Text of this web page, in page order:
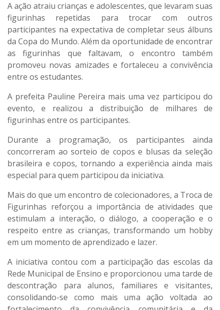
A ação atraiu crianças e adolescentes, que levaram suas
figurinhas repetidas para trocar com outros
participantes na expectativa de completar seus álbuns
da Copa do Mundo. Além da oportunidade de encontrar
as figurinhas que faltavam, o encontro também
promoveu novas amizades e fortaleceu a convivência
entre os estudantes.
A prefeita Pauline Pereira mais uma vez participou do
evento, e realizou a distribuição de milhares de
figurinhas entre os participantes.
Durante a programação, os participantes ainda
concorreram ao sorteio de copos e blusas da seleção
brasileira e copos, tornando a experiência ainda mais
especial para quem participou da iniciativa.
Mais do que um encontro de colecionadores, a Troca de
Figurinhas reforçou a importância de atividades que
estimulam a interação, o diálogo, a cooperação e o
respeito entre as crianças, transformando um hobby
em um momento de aprendizado e lazer.
A iniciativa contou com a participação das escolas da
Rede Municipal de Ensino e proporcionou uma tarde de
descontração para alunos, familiares e visitantes,
consolidando-se como mais uma ação voltada ao